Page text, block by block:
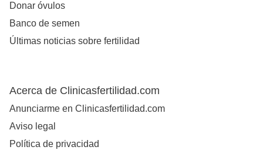
Donar óvulos
Banco de semen
Últimas noticias sobre fertilidad
Acerca de Clinicasfertilidad.com
Anunciarme en Clinicasfertilidad.com
Aviso legal
Política de privacidad